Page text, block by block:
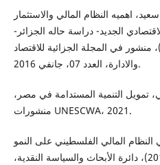
اهميه النظام المالي والاستثمار
الجديد- دراسة حاله الجزائر-
دراسة قياسيه (1990-2014)، منشور في المجلة الجزائية للاقتصاد
والادارة، العدد 07، جانفي 2016.
تمويل التنمية المستدامة في مصر،
منشورات UNESCWA، 2021.
المالي الفلسطيني على النمو
الاقتصادي في فلسطين (2008-2015)، دائرة الأبحاث والسياسة النقدية،